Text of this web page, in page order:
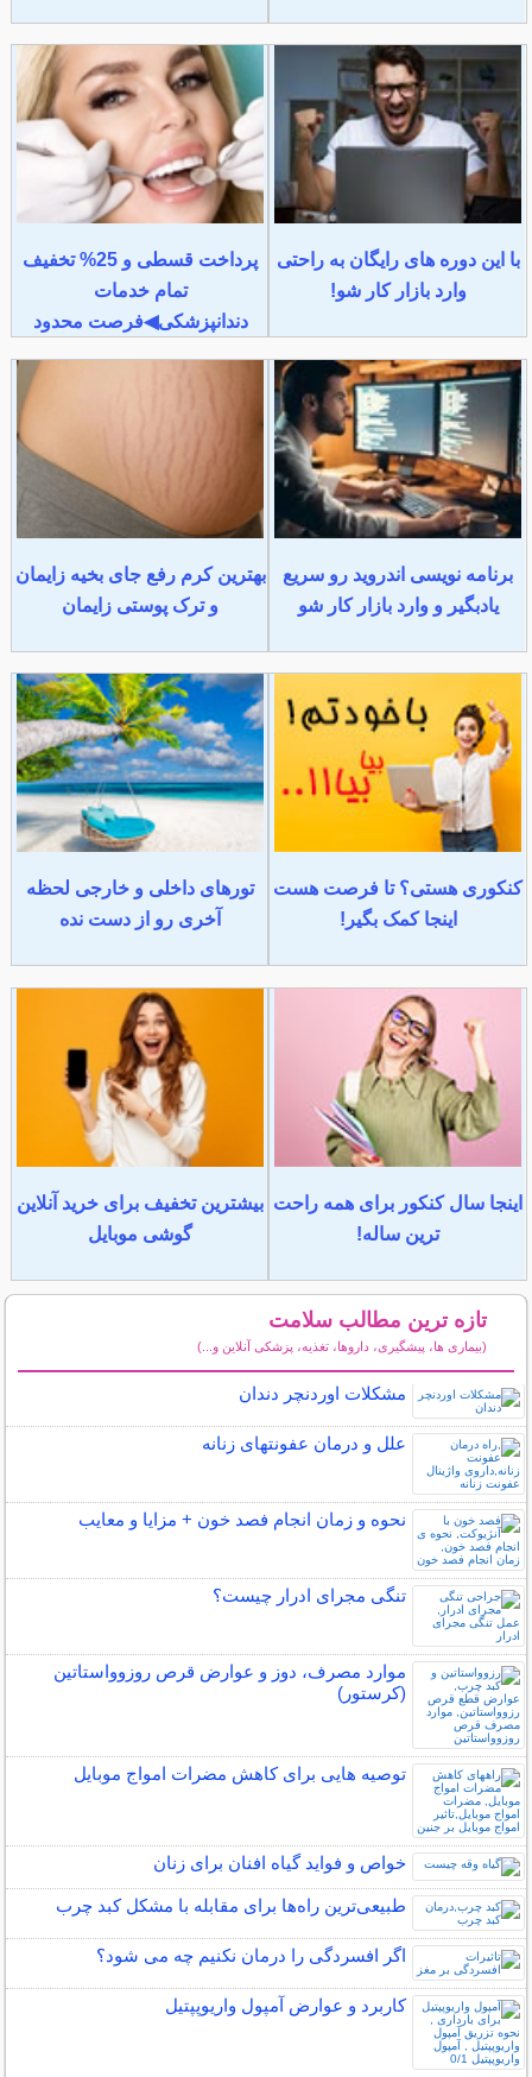
با این دوره های رایگان به راحتی
وارد بازار کار شو!
پرداخت قسطی و 25% تخفیف
تمام خدمات
دندانپزشکی◀فرصت محدود
برنامه نویسی اندروید رو سریع
یادبگیر و وارد بازار کار شو
بهترین کرم رفع جای بخیه زایمان
و ترک پوستی زایمان
کنکوری هستی؟ تا فرصت هست
اینجا کمک بگیر!
تورهای داخلی و خارجی لحظه
آخری رو از دست نده
اینجا سال کنکور برای همه راحت
ترین ساله!
بیشترین تخفیف برای خرید آنلاین
گوشی موبایل
تازه ترین مطالب سلامت
(بیماری ها، پیشگیری، داروها، تغذیه، پزشکی آنلاین و...)
مشکلات اوردنچر دندان
علل و درمان عفونتهای زنانه
نحوه و زمان انجام فصد خون + مزایا و معایب
تنگی مجرای ادرار چیست؟
موارد مصرف، دوز و عوارض قرص روزوواستاتین
(کرستور)
توصیه هایی برای کاهش مضرات امواج موبایل
خواص و فواید گیاه افنان برای زنان
طبیعی‌ترین راه‌ها برای مقابله با مشکل کبد چرب
اگر افسردگی را درمان نکنیم چه می شود؟
کاربرد و عوارض آمپول واریوپپتیل